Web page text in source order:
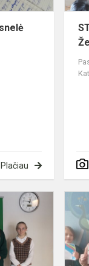
Plačiau
Teisinių
žinių